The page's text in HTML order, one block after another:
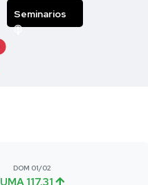
Seminarios
DOM 01/02